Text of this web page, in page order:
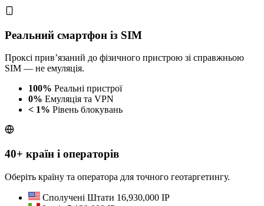
Реальний смартфон із SIM
Проксі прив’язаний до фізичного пристрою зі справжньою
SIM — не емуляція.
100% Реальні пристрої
0% Емуляція та VPN
< 1% Рівень блокувань
40+ країн і операторів
Оберіть країну та оператора для точного геотаргетингу.
Сполучені Штати 16,930,000 IP